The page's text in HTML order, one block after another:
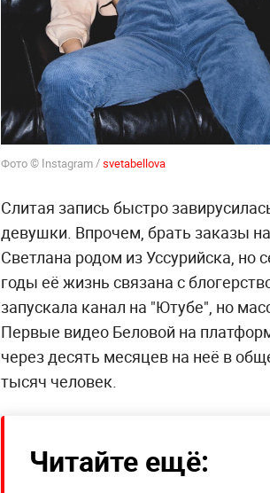
Фото © Instagram /svetabellova
Слитая запись быстро
девушки. Впрочем, брать заказы
Светлана родом из Уссурийска, но
годы её жизнь связана с
запускала канал на "Ютубе", но
Первые видео Беловой на
через десять месяцев на неё в
тысяч человек.
Читайте ещё: